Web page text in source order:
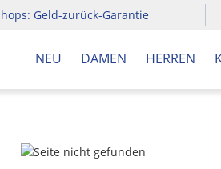
springen
Geld-zurück-Garantie
NEU DAMEN HERREN